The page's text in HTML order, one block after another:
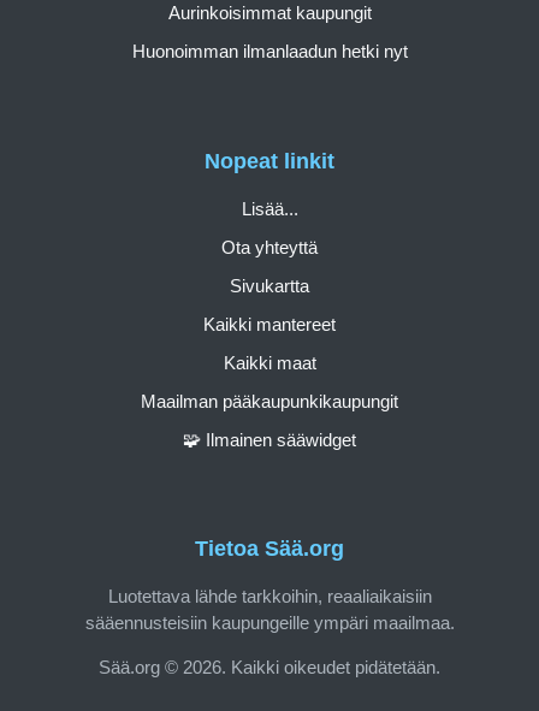
Tietoa Sää.org
Luotettava lähde tarkkoihin, reaaliaikaisiin
sääennusteisiin kaupungeille ympäri maailmaa.
Sää.org © 2026. Kaikki oikeudet pidätetään.
Nopeat linkit
Lisää...
Ota yhteyttä
Sivukartta
Kaikki mantereet
Kaikki maat
Maailman pääkaupunkikaupungit
🧩 Ilmainen sääwidget
Aurinkoisimmat kaupungit
Huonoimman ilmanlaadun hetki nyt